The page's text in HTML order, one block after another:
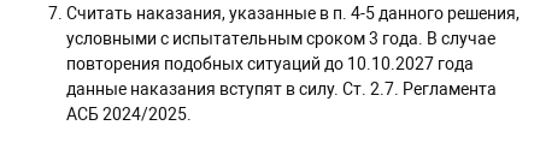
Считать наказания, указанные в п. 4-5 данного решения,
условными с испытательным сроком 3 года. В случае
повторения подобных ситуаций до 10.10.2027 года
данные наказания вступят в силу. Ст. 2.7. Регламента
АСБ 2024/2025.